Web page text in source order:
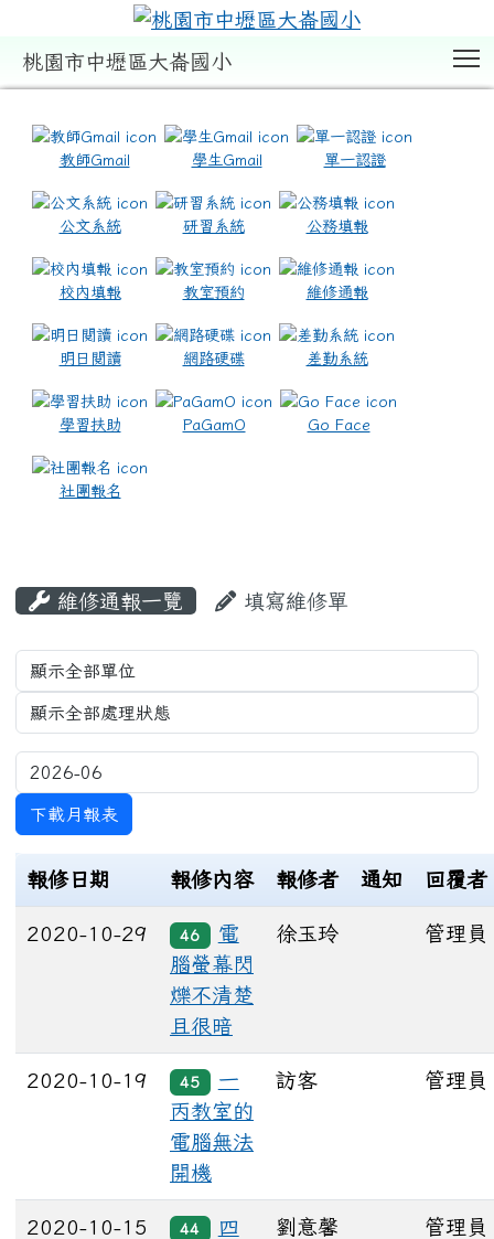
桃園市中壢區大崙國小
教師Gmail 學生Gmail 單一認證
公文系統 研習系統 公務填報
校內填報 教室預約 維修通報
明日閱讀 網路硬碟 差勤系統
學習扶助 PaGamO Go Face
社團報名
維修通報一覽 填寫維修單
List Repair
下載月報表
報修日期 報修內容 報修者 通知 回覆者
2020-10-29 46
電
腦螢幕閃
爍不清楚
且很暗
徐玉玲 管理員
2020-10-19 45
一
丙教室的
電腦無法
開機
訪客 管理員
2020-10-15 44
四
劉意馨 管理員